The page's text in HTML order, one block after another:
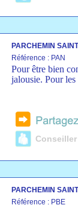
PARCHEMIN
Référence : PAN
Pour être bien
jalousie. Pour les
PARCHEMIN
Référence : PBE